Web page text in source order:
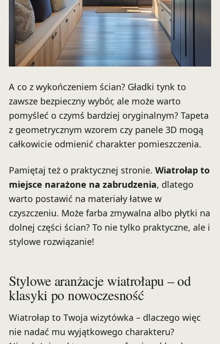
A co z wykończeniem ścian? Gładki tynk to
zawsze bezpieczny wybór, ale może warto
pomyśleć o czymś bardziej oryginalnym? Tapeta
z geometrycznym wzorem czy panele 3D mogą
całkowicie odmienić charakter pomieszczenia.
Pamiętaj też o praktycznej stronie. Wiatrołap to
miejsce narażone na zabrudzenia, dlatego
warto postawić na materiały łatwe w
czyszczeniu. Może farba zmywalna albo płytki na
dolnej części ścian? To nie tylko praktyczne, ale i
stylowe rozwiązanie!
Stylowe aranżacje wiatrołapu – od
klasyki po nowoczesność
Wiatrołap to Twoja wizytówka – dlaczego więc
nie nadać mu wyjątkowego charakteru?